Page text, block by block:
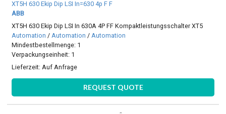
XT5H 630 Ekip Dip LSI In=630 4p F F
ABB
XT5H 630 Ekip Dip LSI In 630A 4P FF Kompaktleistungsschalter XT5
Automation / Automation / Automation
Mindestbestellmenge: 1
Verpackungseinheit: 1
Lieferzeit:Auf Anfrage
REQUEST QUOTE